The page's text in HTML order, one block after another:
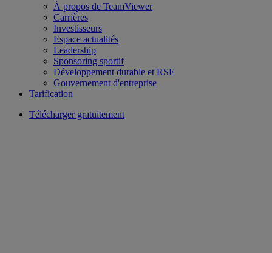
À propos de TeamViewer
Carrières
Investisseurs
Espace actualités
Leadership
Sponsoring sportif
Développement durable et RSE
Gouvernement d'entreprise
Tarification
Télécharger gratuitement